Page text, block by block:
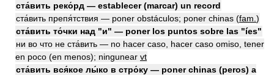
ста́вить реко́рд — establecer (marcar) un record
ста́вить препя́тствия — poner obstáculos; poner chinas (fam. )
ста́вить то́чки над "и" — poner los puntos sobre las "íes"
ни во что не ста́вить — no hacer caso, hacer caso omiso, tener
en poco (en menos); ningunear vt
ста́вить вся́кое лы́ко в стро́ку — poner chinas (peros) a